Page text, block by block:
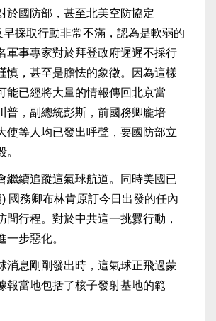
於國防部，甚至北美空防協定
早採取行動非常不滿，認為是軟弱的
軍事專家對於拜登政府遲遲不採行
慎，甚至是膽怯的象徵。因為這樣
能已經將大量的情報傳回北京當
普，副總統彭斯，前國務卿龐培
使等人均已發出呼聲，要國防部立
。
繼續追蹤這氣球航道。同時美國已
國務卿布林肯原訂今日出發的任內
問行程。對於中共這一挑釁行動，
一步惡化。
消息剛剛發出時，這氣球正飛過蒙
報當地包括了核子發射基地的範